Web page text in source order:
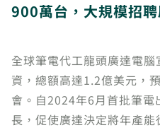
900萬台，大規模招
全球筆電代工龍頭廣達電
資，總額高達1.2億美元，
會。自2024年6月首批筆電
長，促使廣達決定將年產